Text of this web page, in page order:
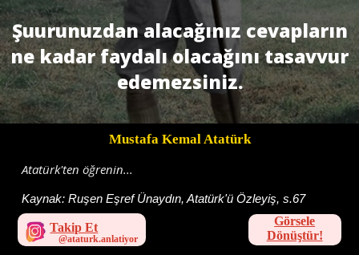
Şuurunuzdan alacağınız cevapların
ne kadar faydalı olacağını tasavvur
edemezsiniz.
Mustafa Kemal Atatürk
Atatürk'ten öğrenin...
Kaynak:Ruşen Eşref Ünaydın, Atatürk'ü Özleyiş, s.67
Takip Et
Görsele
Dönüştür!